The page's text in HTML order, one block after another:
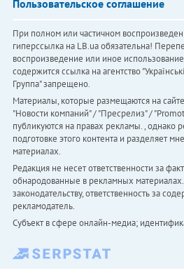
Пользовательское соглашение
При полном или частичном
гиперссылка на LB.ua обязательна!
воспроизведение или иное
содержится ссылка на агентство
Группа" запрещено.
Материалы, которые размещаются на
"Новости компаний" / "Пресрелиз" /
публикуются на правах рекламы. , однако
подготовке этого контента и разделяет
материалах.
Редакция не несет ответственности за
обнародованные в рекламных
законодательству, ответственность за
рекламодатель.
Субъект в сфере онлайн-медиа;